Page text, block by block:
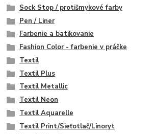
Sock Stop / protišmykové farby
Pen / Liner
Farbenie a batikovanie
Fashion Color - farbenie v práčke
Textil
Textil Plus
Textil Metallic
Textil Neon
Textil Aquarelle
Textil Print/Sieťotlač/Linoryt